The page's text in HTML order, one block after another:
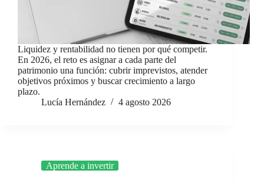
Liquidez y rentabilidad no tienen por qué competir.
En 2026, el reto es asignar a cada parte del
patrimonio una función: cubrir imprevistos, atender
objetivos próximos y buscar crecimiento a largo
plazo.
Lucía Hernández
4 agosto 2026
Aprende a invertir